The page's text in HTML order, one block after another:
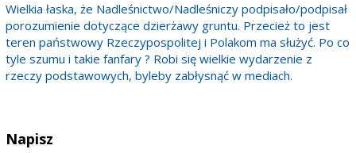
Wielkia łaska, że Nadleśnictwo/Nadleśniczy podpisało/podpisał
porozumienie dotyczące dzierżawy gruntu. Przecież to jest
teren państwowy Rzeczypospolitej i Polakom ma służyć. Po co
tyle szumu i takie fanfary ? Robi się wielkie wydarzenie z
rzeczy podstawowych, byleby zabłysnąć w mediach.
Napisz